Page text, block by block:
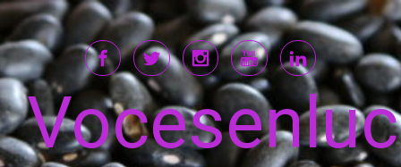
Saltar al contenido principal